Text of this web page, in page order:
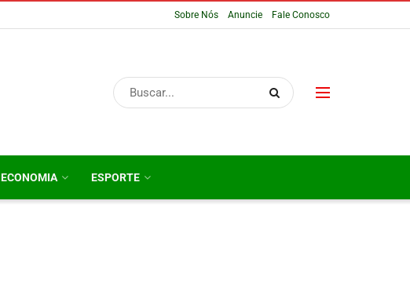
Sobre Nós Anuncie Fale Conosco
ECONOMIA ESPORTE